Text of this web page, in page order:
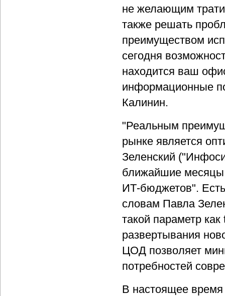
не желающим
также решать
преимуществом
сегодня
находится ваш
информационные
Калинин.
"Реальным
рынке является
Зеленский
ближайшие месяцы
ИТ-бюджетов".
словам Павла
такой параметр
развертывания
ЦОД позволяет
потребностей
В настоящее